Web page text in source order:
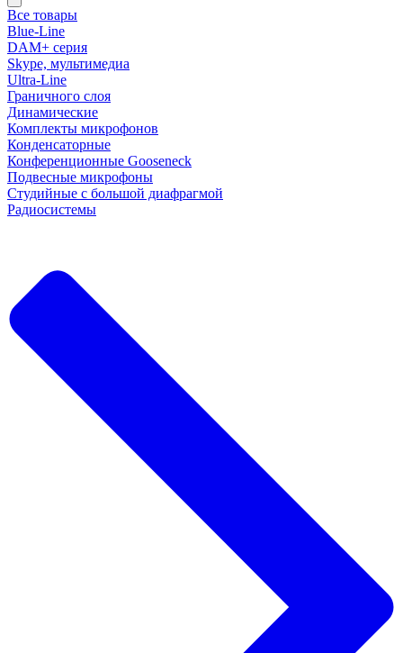
Все товары
Blue-Line
DAM+ серия
Skype, мультимедиа
Ultra-Line
Граничного слоя
Динамические
Комплекты микрофонов
Конденсаторные
Конференционные Gooseneck
Подвесные микрофоны
Студийные с большой диафрагмой
Радиосистемы